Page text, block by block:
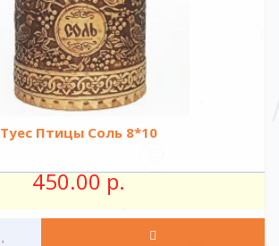
Туес Птицы Соль 8*10
450.00 р.